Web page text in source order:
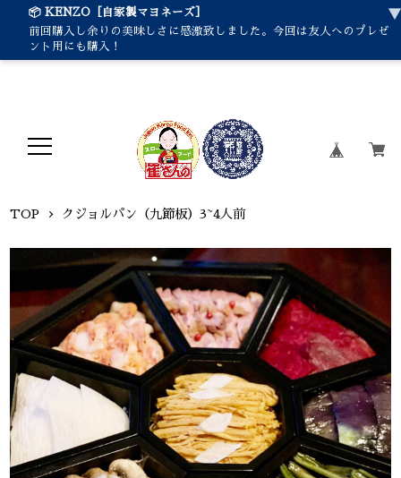
📦 KENZO［自家製マヨネーズ］
前回購入し余りの美味しさに感激致しました。今回は友人へのプレゼ
ント用にも購入！
TOP クジョルパン（九節板）3~4人前